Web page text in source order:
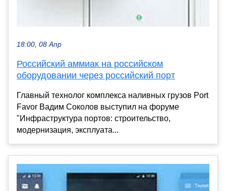
18:00, 08 Апр
Российский аммиак на российском
оборудовании через российский порт
Главный технолог комплекса наливных грузов Port
Favor Вадим Соколов выступил на форуме
"Инфраструктура портов: строительство,
модернизация, эксплуата...